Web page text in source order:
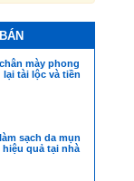
mày phong
tài lộc và tiền
sạch da mụn
quả tại nhà